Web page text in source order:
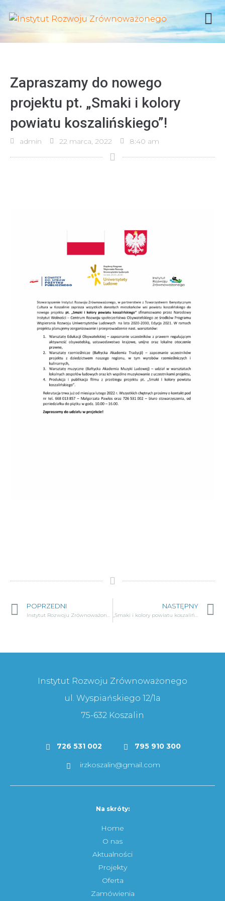
Zapraszamy do nowego
projektu pt. „Smaki i kolory
powiatu koszalińskiego”!
admin 22 marca, 2022 8:40 am
POPRZEDNI
Instytut Rozwoju Zrównoważonego włącza się w akcję pomocy uchodźcom z Ukrainy
NASTĘPNY
„Smaki i kolory powiatu koszalińskiego”
Instytut Rozwoju Zrównoważonego
ul. Wyspiańskiego 12/1a
75-632 Koszalin
726 531 002 795 910 300
irzkoszalin@gmail.com
Na skróty:
Home
O nas
Aktualności
Projekty
Oferta
Zamówienia